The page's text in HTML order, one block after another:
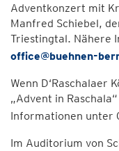
Adventkonzert mit
Manfred Schiebel,
Triestingtal. Nähere
office@buehnen-
Wenn D‘Raschalaer
„Advent in
Informationen unter
Im Auditorium von